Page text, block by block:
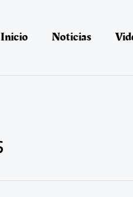
Inicio Noticias